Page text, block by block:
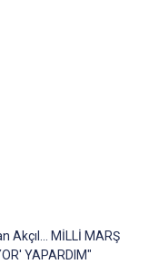
Akçıl... MİLLİ MARŞ
YAPARDIM"